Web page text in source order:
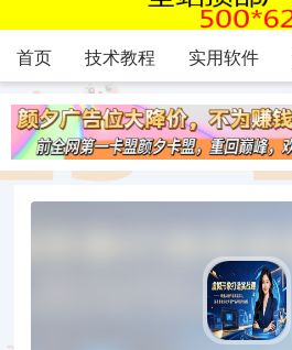
首页 技术教程 实用软件